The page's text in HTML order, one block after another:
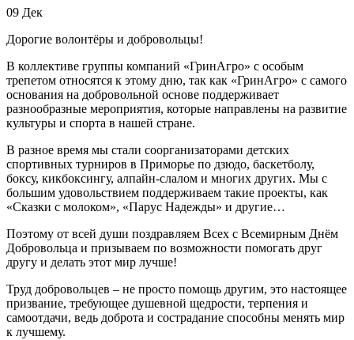
09 Дек
Дорогие волонтёры и добровольцы!
В коллективе группы компаний «ГринАгро» с особым
трепетом относятся к этому дню, так как «ГринАгро» с самого
основания на добровольной основе поддерживает
разнообразные мероприятия, которые направлены на развитие
культуры и спорта в нашей стране.
В разное время мы стали соорганизаторами детских
спортивных турниров в Приморье по дзюдо, баскетболу,
боксу, кикбоксингу, алпайн-слалом и многих других. Мы с
большим удовольствием поддерживаем такие проекты, как
«Сказки с молоком», «Парус Надежды» и другие…
Поэтому от всей души поздравляем Всех с Всемирным Днём
Добровольца и призываем по возможности помогать друг
другу и делать этот мир лучше!
Труд добровольцев – не просто помощь другим, это настоящее
призвание, требующее душевной щедрости, терпения и
самоотдачи, ведь доброта и сострадание способны менять мир
к лучшему.